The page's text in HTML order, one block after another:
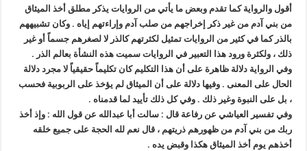
أقول والرواية كما تقدم وبعض ما يأتي من الروايات يذكر مطلق أخذ الميثاق
من بني آدم من غير ذكر إخراجهم من صلب آدم وإراءتهم إياه . وكان تشبيههم
بالذر كما في كثير من الروايات تمثيل لكثرتهم كالذر لا لصغرهم جسماً أو غير
ذلك ، ولكثرة ورود هذا التعبير في الروايات سميت هذه النشأة بعالم الذر .
وفي الرواية دلالة ظاهرة على أن هذا التكليم كان تكليماً حقيقياً لا مجرد دلالة
الحال على المعنى . وفيها دلالة على أن الميثاق لم يؤخذ على الربوبية فحسب
، بل على النبوة وغير ذلك . وفي كل ذلك تأييد لما قدمناه .
وفي تفسير العياشي عن رفاعة قال : سالت أبا عبدالله عن قول الله : وإذ أخذ
ربك من بني آدم من ظهورهم ذريتهم ، قال نعم لله الحجة على جميع خلقه
أخذهم يوم أخذ الميثاق هكذا وقبض يده .